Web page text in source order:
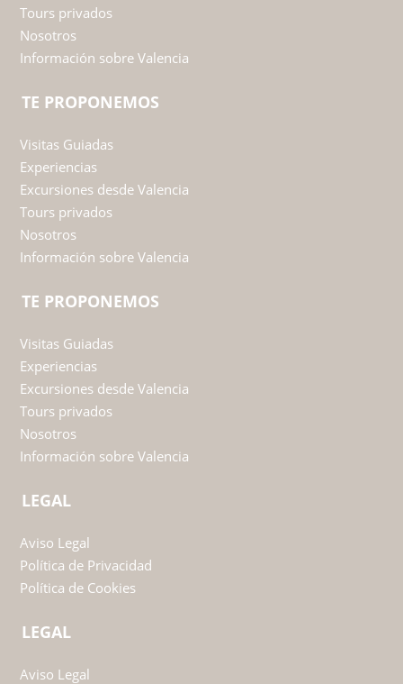
Tours privados
Nosotros
Información sobre Valencia
TE PROPONEMOS
Visitas Guiadas
Experiencias
Excursiones desde Valencia
Tours privados
Nosotros
Información sobre Valencia
TE PROPONEMOS
Visitas Guiadas
Experiencias
Excursiones desde Valencia
Tours privados
Nosotros
Información sobre Valencia
LEGAL
Aviso Legal
Política de Privacidad
Política de Cookies
LEGAL
Aviso Legal